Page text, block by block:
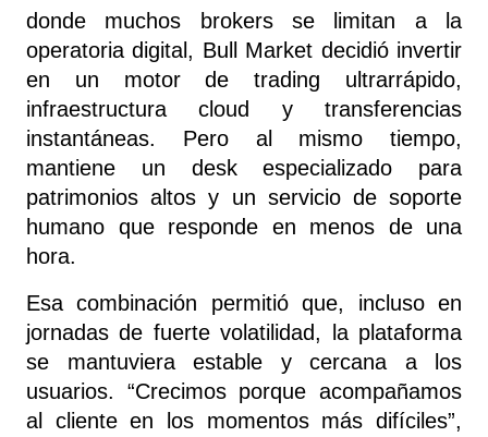
donde muchos brokers se limitan a la
operatoria digital, Bull Market decidió invertir
en un motor de trading ultrarrápido,
infraestructura cloud y transferencias
instantáneas. Pero al mismo tiempo,
mantiene un desk especializado para
patrimonios altos y un servicio de soporte
humano que responde en menos de una
hora.
Esa combinación permitió que, incluso en
jornadas de fuerte volatilidad, la plataforma
se mantuviera estable y cercana a los
usuarios. “Crecimos porque acompañamos
al cliente en los momentos más difíciles”,